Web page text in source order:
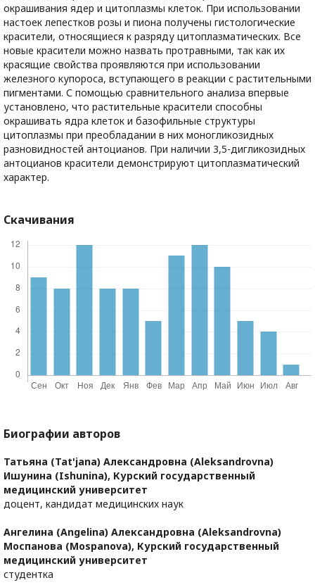
окрашивания ядер и цитоплазмы клеток. При использовании
настоек лепестков розы и пиона получены гистологические
красители, относящиеся к разряду цитоплазматических. Все
новые красители можно назвать протравными, так как их
красящие свойства проявляются при использовании
железного купороса, вступающего в реакции с растительными
пигментами. С помощью сравнительного анализа впервые
установлено, что растительные красители способны
окрашивать ядра клеток и базофильные структуры
цитоплазмы при преобладании в них моногликозидных
разновидностей антоцианов. При наличии 3,5-дигликозидных
антоцианов красители демонстрируют цитоплазматический
характер.
Скачивания
Биографии авторов
Татьяна (Tat'jana) Александровна (Aleksandrovna)
Ишунина (Ishunina), Курский государственный
медицинский университет
доцент, кандидат медицинских наук
Ангелина (Angelina) Александровна (Aleksandrovna)
Моспанова (Mospanova), Курский государственный
медицинский университет
студентка